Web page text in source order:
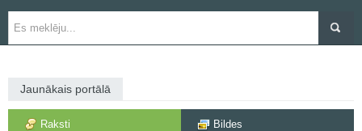
Grupas
Jaunākais portālā
Raksti Bildes